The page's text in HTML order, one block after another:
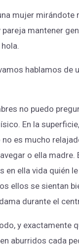
mujer mirándote
​​mantener
hablamos de
no puedo
En la
es mucho
o ella
ella vida quién
ellos se sientan
durante el
y exactamente
aburridos cada